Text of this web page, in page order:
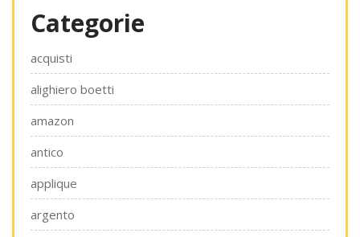
Categorie
acquisti
alighiero boetti
amazon
antico
applique
argento